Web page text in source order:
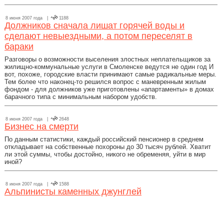
8 июня 2007 года | 1188
Должников сначала лишат горячей воды и
сделают невыездными, а потом переселят в
бараки
Разговоры о возможности выселения злостных неплательщиков за
жилищно-коммунальные услуги в Смоленске ведутся не один год И
вот, похоже, городские власти принимают самые радикальные меры.
Тем более что наконец-то решился вопрос с маневренным жилым
фондом - для должников уже приготовлены «апартаменты» в домах
барачного типа с минимальным набором удобств.
8 июня 2007 года | 2648
Бизнес на смерти
По данным статистики, каждый российский пенсионер в среднем
откладывает на собственные похороны до 30 тысяч рублей. Хватит
ли этой суммы, чтобы достойно, никого не обременяя, уйти в мир
иной?
8 июня 2007 года | 1588
Альпинисты каменных джунглей